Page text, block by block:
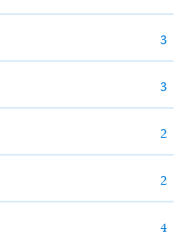
3
3
2
2
4